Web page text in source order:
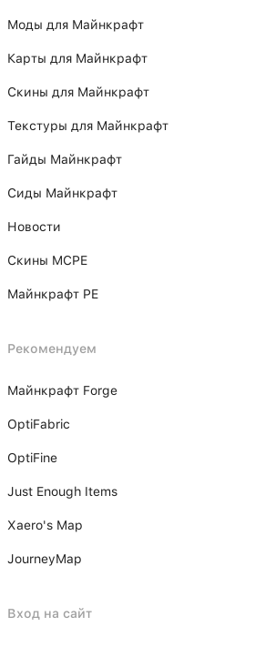
Моды для Майнкрафт
Карты для Майнкрафт
Скины для Майнкрафт
Текстуры для Майнкрафт
Гайды Майнкрафт
Сиды Майнкрафт
Новости
Скины MCPE
Майнкрафт PE
Рекомендуем
Майнкрафт Forge
OptiFabric
OptiFine
Just Enough Items
Xаero's Mаp
JourneyMap
Вход на сайт